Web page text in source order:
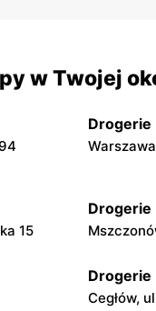
w Twojej
Drogerie
15
Drogerie
Drogerie
Cegłów,